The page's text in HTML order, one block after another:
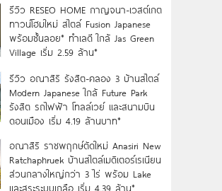
รีวิว RESEO HOME กาญจนา-เวสต์เกต
ทาวน์โฮมใหม่ สไตล์ Fusion Japanese
พร้อมชั้นลอย* ทำเลดี ใกล้ Jas Green
Village เริ่ม 2.59 ล้าน*
รีวิว อณาสิริ รังสิต-คลอง 3 บ้านสไตล์
Modern Japanese ใกล้ Future Park
รังสิต รถไฟฟ้า โทลล์เวย์ และสนามบิน
ดอนเมือง เริ่ม 4.19 ล้านบาท*
อณาสิริ ราชพฤกษ์ตัดใหม่ Anasiri New
Ratchaphruek บ้านสไตล์เมดิเตอร์เรเนียน
ส่วนกลางใหญ่กว่า 3 ไร่ พร้อม Lake
และสระระบบเกลือ เริ่ม 4.39 ล้าน*